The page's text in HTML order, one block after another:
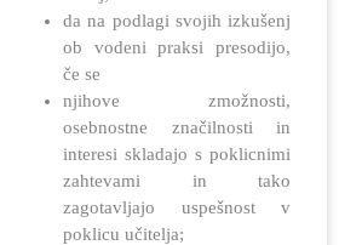
da na podlagi svojih izkušenj
ob vodeni praksi presodijo,
če se
njihove zmožnosti,
osebnostne značilnosti in
interesi skladajo s poklicnimi
zahtevami in tako
zagotavljajo uspešnost v
poklicu učitelja;